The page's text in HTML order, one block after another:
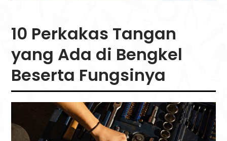
10 Perkakas Tangan
yang Ada di Bengkel
Beserta Fungsinya